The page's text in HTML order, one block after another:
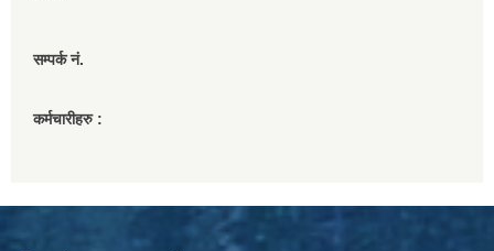
सम्पर्क नं.
कर्मचारीहरु :